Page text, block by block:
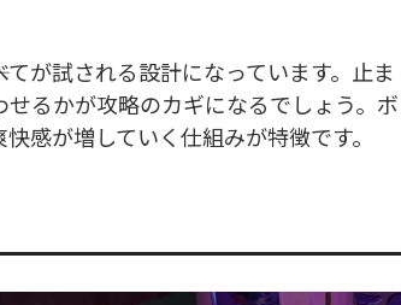
てが試される設計になっています。止ま
るかが攻略のカギになるでしょう。ボ
感が増していく仕組みが特徴です。